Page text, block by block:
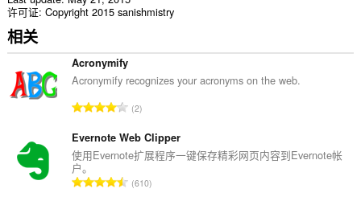
许可证 Copyright 2015 sanishmistry
相关
Acronymify
Acronymify recognizes your acronyms on the web.
总
分
次
：
2
Evernote Web Clipper
使用Evernote扩展程序一键保存精彩网页内容到Evernote帐
户。
总610